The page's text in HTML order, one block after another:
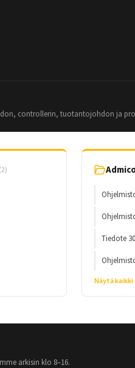
controllerin, tuotantojohdon ja
(2)
Tiedote
Näytä kaikki
arkisin klo 8–16.